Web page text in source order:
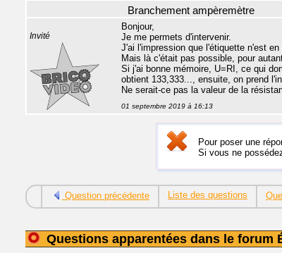
Branchement ampèremètre
Invité
Bonjour,
Je me permets d'intervenir.
J'ai l'impression que l'étiquette n'est
Mais là c'était pas possible, pour
Si j'ai bonne mémoire, U=RI, ce qui
obtient 133,333..., ensuite, on prend
Ne serait-ce pas la valeur de la
01 septembre 2019 à 16:13
Pour poser une
Si vous ne
Question précédente Liste des questions
Questions apparentées dans le forum